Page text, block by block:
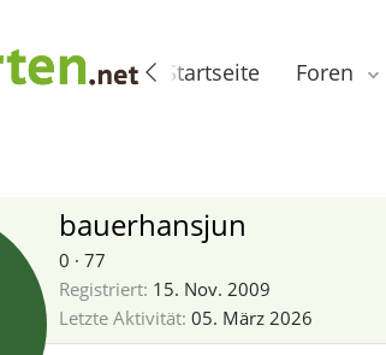
Startseite Foren
bauerhansjun
0 · 77
Registriert 15. Nov. 2009
Letzte Aktivität 05. März 2026